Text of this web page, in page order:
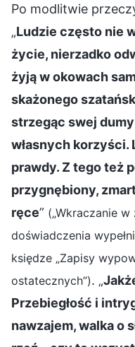
Po modlitwie
„Ludzie często nie
życie, nierzadko
żyją w okowach
skażonego
strzegąc swej
własnych korzyści.
prawdy. Z tego też
przygnębiony,
ręce” („Wkraczanie
doświadczenia
księdze „Zapisy
ostatecznych”). „
Przebiegłość i
nawzajem, walka o